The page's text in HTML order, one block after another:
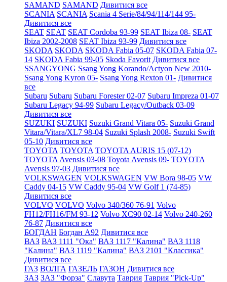
SAMAND SAMAND Дивитися все
SCANIA SCANIA Scania 4 Serie/84/94/114/144 95-
Дивитися все
SEAT SEAT SEAT Cordoba 93-99 SEAT Ibiza 08- SEAT
Ibiza 2002-2008 SEAT Ibiza 93-99 Дивитися все
SKODA SKODA SKODA Fabia 05-07 SKODA Fabia 07-
14 SKODA Fabia 99-05 Skoda Favorit Дивитися все
SSANGYONG Ssang Yong Korando/Actyon New 2010-
Ssang Yong Kyron 05- Ssang Yong Rexton 01- Дивитися
все
Subaru Subaru Subaru Forester 02-07 Subaru Impreza 01-07
Subaru Legacy 94-99 Subaru Legacy/Outback 03-09
Дивитися все
SUZUKI SUZUKI Suzuki Grand Vitara 05- Suzuki Grand
Vitara/Vitara/XL7 98-04 Suzuki Splash 2008- Suzuki Swift
05-10 Дивитися все
TOYOTA TOYOTA TOYOTA AURIS 15 (07-12)
TOYOTA Avensis 03-08 Toyota Avensis 09- TOYOTA
Avensis 97-03 Дивитися все
VOLKSWAGEN VOLKSWAGEN VW Bora 98-05 VW
Caddy 04-15 VW Caddy 95-04 VW Golf 1 (74-85)
Дивитися все
VOLVO VOLVO Volvo 340/360 76-91 Volvo
FH12/FH16/FM 93-12 Volvo XC90 02-14 Volvo 240-260
76-87 Дивитися все
БОГДАН Богдан А92 Дивитися все
ВАЗ ВАЗ 1111 "Ока" ВАЗ 1117 "Калина" ВАЗ 1118
"Калина" ВАЗ 1119 "Калина" ВАЗ 2101 "Классика"
Дивитися все
ГАЗ ВОЛГА ГАЗЕЛЬ ГАЗОН Дивитися все
ЗАЗ ЗАЗ "Форза" Славута Таврия Таврия "Pick-Up"